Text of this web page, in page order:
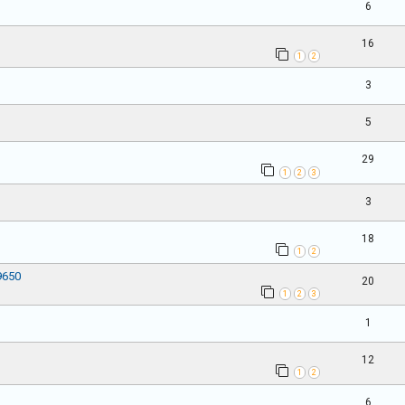
6
1 2
16
3
5
1 2 3
29
3
1 2
18
1 2 3
20
1
1 2
12
6